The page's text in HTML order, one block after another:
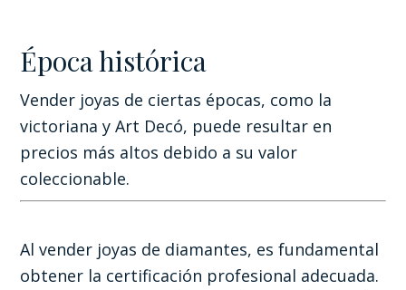
Época histórica
Vender joyas de ciertas épocas, como la
victoriana y Art Decó, puede resultar en
precios más altos debido a su valor
coleccionable.
Al vender joyas de diamantes, es fundamental
obtener la certificación profesional adecuada.